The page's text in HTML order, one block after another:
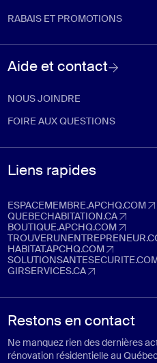
RABAIS ET PROMOTIONS
Aide et contact
NOUS JOINDRE
FOIRE AUX QUESTIONS
Liens rapides
ESPACEMEMBRE.APCHQ.COM
espacemembre.apchq.com
QUEBECHABITATION.CA
quebechabitation.ca (Ouvre dans
BOUTIQUE.APCHQ.COM
boutique.apchq.com (Ouvre dans
trouverunentrepreneur.com
HABITAT.APCHQ.COM
habitat.apchq.com (Ouvre dans un
SOLUTIONSANTESECURITE.COM
solutionsantesecurite.com (Ouvre
GIRSERVICES.CA
Restons en contact
Ne manquez rien des dernières
rénovation résidentielle au